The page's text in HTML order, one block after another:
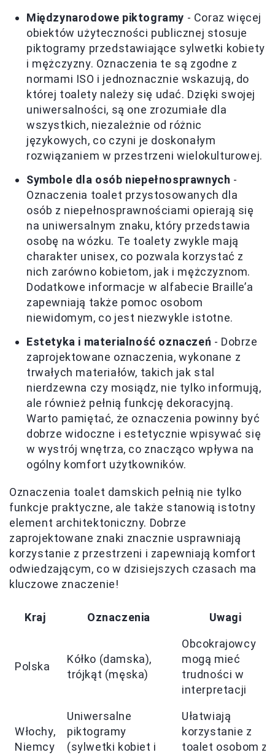
Międzynarodowe piktogramy - Coraz więcej
obiektów użyteczności publicznej stosuje
piktogramy przedstawiające sylwetki kobiety
i mężczyzny. Oznaczenia te są zgodne z
normami ISO i jednoznacznie wskazują, do
której toalety należy się udać. Dzięki swojej
uniwersalności, są one zrozumiałe dla
wszystkich, niezależnie od różnic
językowych, co czyni je doskonałym
rozwiązaniem w przestrzeni wielokulturowej.
Symbole dla osób niepełnosprawnych -
Oznaczenia toalet przystosowanych dla
osób z niepełnosprawnościami opierają się
na uniwersalnym znaku, który przedstawia
osobę na wózku. Te toalety zwykle mają
charakter unisex, co pozwala korzystać z
nich zarówno kobietom, jak i mężczyznom.
Dodatkowe informacje w alfabecie Braille’a
zapewniają także pomoc osobom
niewidomym, co jest niezwykle istotne.
Estetyka i materialność oznaczeń - Dobrze
zaprojektowane oznaczenia, wykonane z
trwałych materiałów, takich jak stal
nierdzewna czy mosiądz, nie tylko informują,
ale również pełnią funkcję dekoracyjną.
Warto pamiętać, że oznaczenia powinny być
dobrze widoczne i estetycznie wpisywać się
w wystrój wnętrza, co znacząco wpływa na
ogólny komfort użytkowników.
Oznaczenia toalet damskich pełnią nie tylko
funkcje praktyczne, ale także stanowią istotny
element architektoniczny. Dobrze
zaprojektowane znaki znacznie usprawniają
korzystanie z przestrzeni i zapewniają komfort
odwiedzającym, co w dzisiejszych czasach ma
kluczowe znaczenie!
Kraj Oznaczenia Uwagi
Polska
Kółko (damska),
trójkąt (męska)
Obcokrajowcy
mogą mieć
trudności w
interpretacji
Włochy,
Niemcy
Uniwersalne
piktogramy
(sylwetki kobiet i
Ułatwiają
korzystanie z
toalet osobom z